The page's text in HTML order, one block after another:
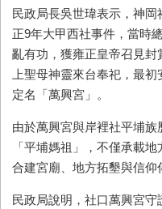
民政局長吳世瑋表示，神
正9年大甲西社事件，當時
亂有功，獲雍正皇帝召見
上聖母神靈來台奉祀，最
定名「萬興宮」。
由於萬興宮與岸裡社平埔
「平埔媽祖」，不僅承載
合建宮廟、地方拓墾與信仰
民政局說明，社口萬興宮守